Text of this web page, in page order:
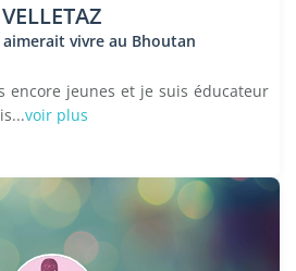
VELLETAZ
vivre au Bhoutan
encore jeunes et je suis éducateur
voir plus